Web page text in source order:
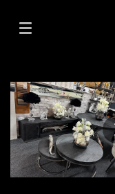
direct
hoofdinhoud